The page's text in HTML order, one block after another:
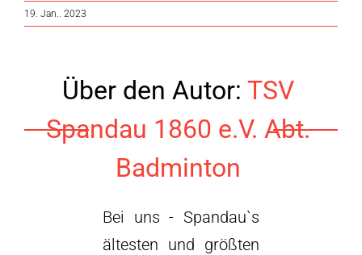
19. Jan.. 2023
Über den Autor: TSV
Spandau 1860 e.V. Abt.
Badminton
Bei uns - Spandau`s
ältesten und größten